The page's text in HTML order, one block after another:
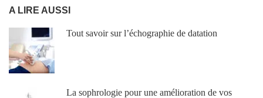
A LIRE AUSSI
Tout savoir sur l’échographie de datation
La sophrologie pour une amélioration de vos